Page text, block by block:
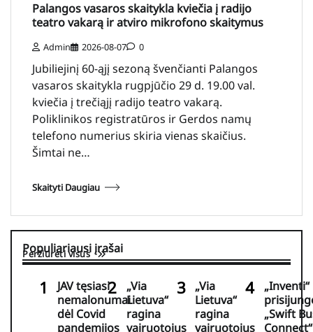
Palangos vasaros skaitykla kviečia į radijo
teatro vakarą ir atviro mikrofono skaitymus
Admin 2026-08-07 0
Jubiliejinį 60-ąjį sezoną švenčianti Palangos
vasaros skaitykla rugpjūčio 29 d. 19.00 val.
kviečia į trečiąjį radijo teatro vakarą.
Poliklinikos registratūros ir Gerdos namų
telefono numerius skiria vienas skaičius.
Šimtai ne…
Skaityti Daugiau
Populiariausi įrašai
Peržiūrėti visus
JAV tęsiasi
nemalonumai
dėl Covid
pandemijos
„Via
Lietuva“
ragina
vairuotojus
„Via
Lietuva“
ragina
vairuotojus
„Inventi“
„Swift